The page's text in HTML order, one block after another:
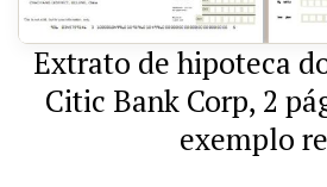
Extrato de hipoteca
Citic Bank Corp, 2
exemplo